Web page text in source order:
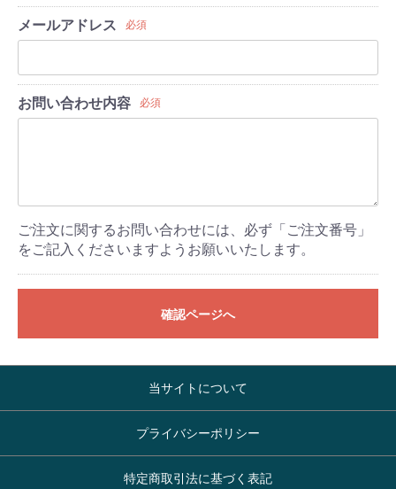
メールアドレス 必須
お問い合わせ内容 必須
ご注文に関するお問い合わせには、必ず「ご注文番号」
をご記入くださいますようお願いいたします。
確認ページへ
当サイトについて
プライバシーポリシー
特定商取引法に基づく表記